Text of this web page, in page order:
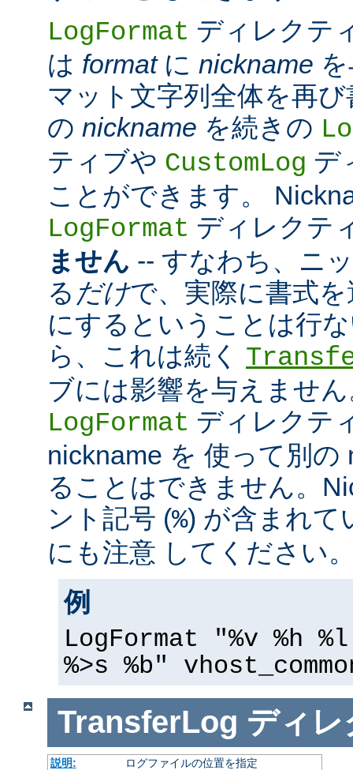
LogFormat ディレクテ
は formatに nickname
マット文字列全体を再
の nickname を続きの
ティブや CustomLog デ
ことができます。
LogFormat ディレクテ
ません -- すなわち、ニ
る だけで、実際に書式
にするということは行
ら、これは続く
ブには影響を与えませ
LogFormat ディレクテ
nickname を 使って別の
ることはできません。
ント記号 (%) が含まれて
にも注意 してください
例
LogFormat "%v %h
%>s %b"
TransferLog ディレ
説明:
ログファイルの位置を指定